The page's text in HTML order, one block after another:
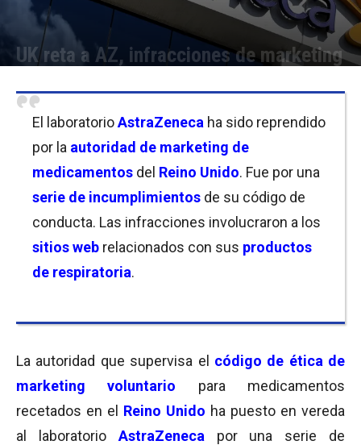
UK reta a AZ, infracciones de marketing
El laboratorioAstraZeneca ha sido reprendido
por la autoridad de marketing de
medicamentos del Reino Unido. Fue por una
serie de incumplimientos de su código de
conducta. Las infracciones involucraron a los
sitios web relacionados con sus productos
de respiratoria.
La autoridad que supervisa el código de ética de
marketing voluntario para medicamentos
recetados en el Reino Unido ha puesto en vereda
al laboratorio AstraZeneca por una serie de